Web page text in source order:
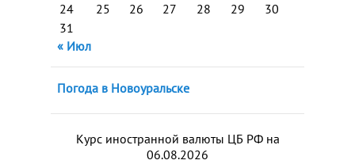
24
25 26 27 28 29
30
31
« Июл
Погода в Новоуральске
Курс иностранной валюты ЦБ РФ на
06.08.2026